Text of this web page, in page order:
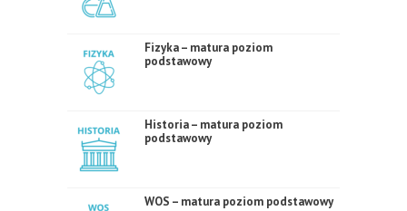
Fizyka – matura poziom
podstawowy
Historia – matura poziom
podstawowy
WOS – matura poziom podstawowy